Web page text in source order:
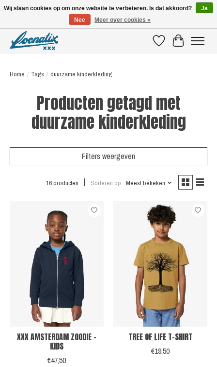
VerlanglijstWinkelwagen
Home / Tags / duurzame kinderkleding
Producten getagd met
duurzame kinderkleding
Filters weergeven
16 producten Sorteren op Meest bekeken
XXX AMSTERDAM ZOODIE -
KIDS
€47,50
TREE OF LIFE T-SHIRT
€19,50
Wij slaan cookies op om onze website te verbeteren. Is dat akkoord?
Ja
Nee
Meer over cookies »